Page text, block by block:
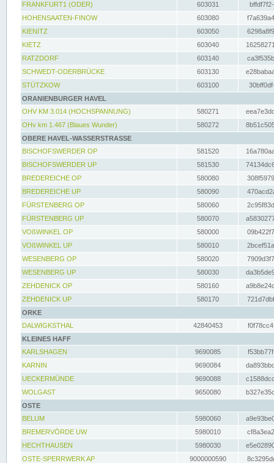
FRANKFURT1 (ODER)
603031
HOHENSAATEN-FINOW
603080
KIENITZ
603050
KIETZ
603040
RATZDORF
603140
SCHWEDT-ODERBRÜCKE
603130
STÜTZKOW
603100
ORANIENBURGER HAVEL
OHV KM 3.014 (HOCHSPANNUNG)
580271
OHv km 1.467 (Blaues Wunder)
580272
OBERE HAVEL-WASSERSTRASSE
BISCHOFSWERDER OP
581520
BISCHOFSWERDER UP
581530
BREDEREICHE OP
580080
BREDEREICHE UP
580090
FÜRSTENBERG OP
580060
FÜRSTENBERG UP
580070
VOßWINKEL OP
580000
VOßWINKEL UP
580010
WESENBERG OP
580020
WESENBERG UP
580030
ZEHDENICK OP
580160
ZEHDENICK UP
580170
ORKE
DALWIGKSTHAL
42840453
KLEINES HAFF
KARLSHAGEN
9690085
KARNIN
9690084
UECKERMÜNDE
9690088
WOLGAST
9650080
OSTE
BELUM
5980060
BREMERVÖRDE UW
5980010
HECHTHAUSEN
5980030
OSTE-SPERRWERK AP
9000000590